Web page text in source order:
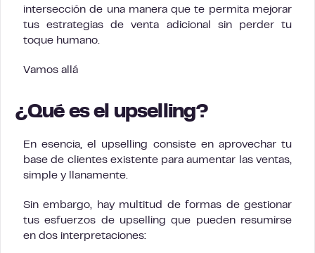
intersección de una manera que te permita mejorar
tus estrategias de venta adicional sin perder tu
toque humano.
Vamos allá
¿Qué es el upselling?
En esencia, el upselling consiste en aprovechar tu
base de clientes existente para aumentar las ventas,
simple y llanamente.
Sin embargo, hay multitud de formas de gestionar
tus esfuerzos de upselling que pueden resumirse
en dos interpretaciones: